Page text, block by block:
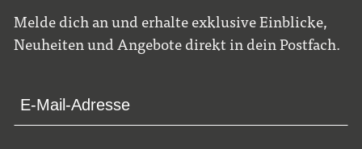
Melde dich an und erhalte exklusive Einblicke,
Neuheiten und Angebote direkt in dein Postfach.